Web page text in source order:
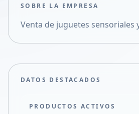
Compartir en X
SOBRE LA EMPRESA
Venta de juguetes sensoriales
DATOS DESTACADOS
PRODUCTOS ACTIVOS